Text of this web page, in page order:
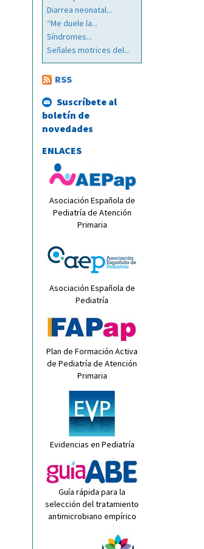
Diarrea neonatal...
“Me duele la...
Síndromes...
Señales motrices del...
RSS
Suscríbete al
boletín de
novedades
ENLACES
Asociación Española de
Pediatría de Atención
Primaria
Asociación Española de
Pediatría
Plan de Formación Activa
de Pediatría de Atención
Primaria
Evidencias en Pediatría
Guía rápida para la
selección del tratamiento
antimicrobiano empírico